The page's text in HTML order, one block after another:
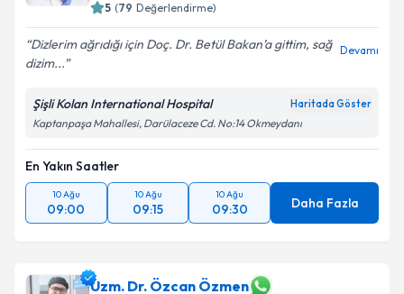
kapsamda işlenmesini kabul ediyorum.
5 (79 Değerlendirme)
Dizlerim ağrıdığı için Doç. Dr. Betül Bakan’a gittim, sağ
dizim...
Devamı
Şişli Kolan International Hospital Haritada Göster
Kaptanpaşa Mahallesi, Darülaceze Cd. No:14 Okmeydanı
En Yakın Saatler
10 Ağu
09:00
10 Ağu
09:15
10 Ağu
09:30 Daha Fazla
Uzm. Dr. Özcan Özmen